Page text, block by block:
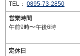
TEL： 0895-73-2850
営業時間
午前9時〜午後6時
定休日